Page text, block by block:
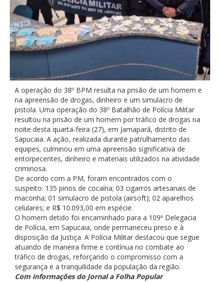
A operação do 38º BPM resulta na prisão de um homem e
na apreensão de drogas, dinheiro e um simulacro de
pistola. Uma operação do 38º Batalhão de Polícia Militar
resultou na prisão de um homem por tráfico de drogas na
noite desta quarta-feira (27), em Jamapará, distrito de
Sapucaia. A ação, realizada durante patrulhamento das
equipes, culminou em uma apreensão significativa de
entorpecentes, dinheiro e materiais utilizados na atividade
criminosa.
De acordo com a PM, foram encontrados com o
suspeito: 135 pinos de cocaína; 03 cigarros artesanais de
maconha; 01 simulacro de pistola (airsoft); 02 aparelhos
celulares; e R$ 10.093,00 em espécie.
O homem detido foi encaminhado para a 109ª Delegacia
de Polícia, em Sapucaia, onde permaneceu preso e à
disposição da Justiça. A Polícia Militar destacou que segue
atuando de maneira firme e contínua no combate ao
tráfico de drogas, reforçando o compromisso com a
segurança e a tranquilidade da população da região.
Com informações do Jornal a Folha Popular